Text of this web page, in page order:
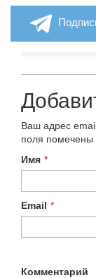
Ваш адрес
поля помечены
Имя *
Email *
Комментарий